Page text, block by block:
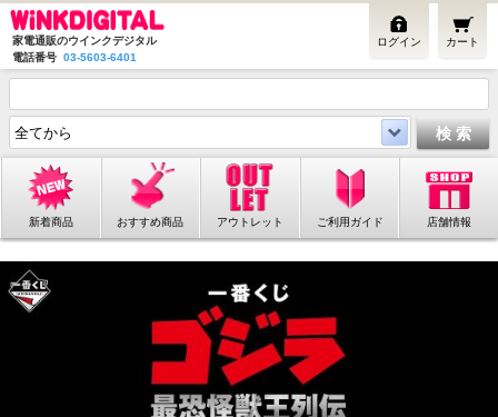
家電通販のウインクデジタル
電話番号 03-5603-6401
カート
ログイン
新着商品 おすすめ商品 アウトレット ご利用ガイド 店舗情報